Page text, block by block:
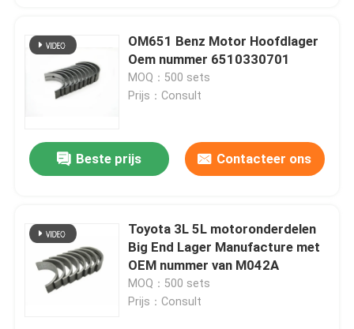
OM651 Benz Motor Hoofdlager
Oem nummer 6510330701
MOQ：500 sets
Prijs：Consult
Beste prijs Contacteer ons
Toyota 3L 5L motoronderdelen
Big End Lager Manufacture met
OEM nummer van M042A
MOQ：500 sets
Prijs：Consult